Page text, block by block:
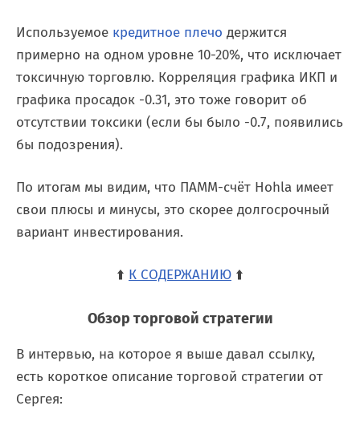
Используемое кредитное плечо держится
примерно на одном уровне 10-20%, что исключает
токсичную торговлю. Корреляция графика ИКП и
графика просадок -0.31, это тоже говорит об
отсутствии токсики (если бы было -0.7, появились
бы подозрения).
По итогам мы видим, что ПАММ-счёт Hohla имеет
свои плюсы и минусы, это скорее долгосрочный
вариант инвестирования.
⬆️ К СОДЕРЖАНИЮ ⬆️
Обзор торговой стратегии
В интервью, на которое я выше давал ссылку,
есть короткое описание торговой стратегии от
Сергея: